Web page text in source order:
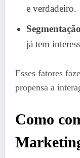
e verdadeiro.
Segmentação
já tem
Esses fatores
propensa a
Como